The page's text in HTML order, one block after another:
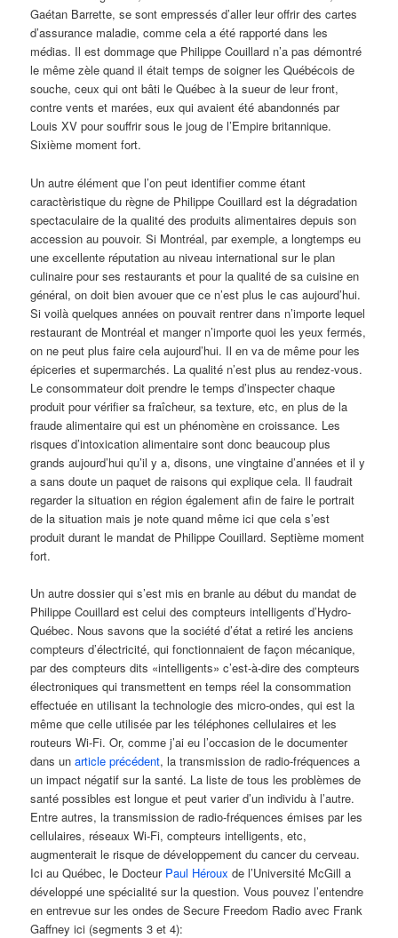
Gaétan Barrette, se sont empressés d’aller leur offrir des cartes
d’assurance maladie, comme cela a été rapporté dans les
médias. Il est dommage que Philippe Couillard n’a pas démontré
le même zèle quand il était temps de soigner les Québécois de
souche, ceux qui ont bâti le Québec à la sueur de leur front,
contre vents et marées, eux qui avaient été abandonnés par
Louis XV pour souffrir sous le joug de l’Empire britannique.
Sixième moment fort.
Un autre élément que l’on peut identifier comme étant
caractèristique du règne de Philippe Couillard est la dégradation
spectaculaire de la qualité des produits alimentaires depuis son
accession au pouvoir. Si Montréal, par exemple, a longtemps eu
une excellente réputation au niveau international sur le plan
culinaire pour ses restaurants et pour la qualité de sa cuisine en
général, on doit bien avouer que ce n’est plus le cas aujourd’hui.
Si voilà quelques années on pouvait rentrer dans n’importe lequel
restaurant de Montréal et manger n’importe quoi les yeux fermés,
on ne peut plus faire cela aujourd’hui. Il en va de même pour les
épiceries et supermarchés. La qualité n’est plus au rendez-vous.
Le consommateur doit prendre le temps d’inspecter chaque
produit pour vérifier sa fraîcheur, sa texture, etc, en plus de la
fraude alimentaire qui est un phénomène en croissance. Les
risques d’intoxication alimentaire sont donc beaucoup plus
grands aujourd’hui qu’il y a, disons, une vingtaine d’années et il y
a sans doute un paquet de raisons qui explique cela. Il faudrait
regarder la situation en région également afin de faire le portrait
de la situation mais je note quand même ici que cela s’est
produit durant le mandat de Philippe Couillard. Septième moment
fort.
Un autre dossier qui s’est mis en branle au début du mandat de
Philippe Couillard est celui des compteurs intelligents d’Hydro-
Québec. Nous savons que la société d’état a retiré les anciens
compteurs d’électricité, qui fonctionnaient de façon mécanique,
par des compteurs dits «intelligents» c’est-à-dire des compteurs
électroniques qui transmettent en temps réel la consommation
effectuée en utilisant la technologie des micro-ondes, qui est la
même que celle utilisée par les téléphones cellulaires et les
routeurs Wi-Fi. Or, comme j’ai eu l’occasion de le documenter
dans unarticle précédent, la transmission de radio-fréquences a
un impact négatif sur la santé. La liste de tous les problèmes de
santé possibles est longue et peut varier d’un individu à l’autre.
Entre autres, la transmission de radio-fréquences émises par les
cellulaires, réseaux Wi-Fi, compteurs intelligents, etc,
augmenterait le risque de développement du cancer du cerveau.
Ici au Québec, le Docteur Paul Héroux de l’Université McGill a
développé une spécialité sur la question. Vous pouvez l’entendre
en entrevue sur les ondes de Secure Freedom Radio avec Frank
Gaffney ici (segments 3 et 4):